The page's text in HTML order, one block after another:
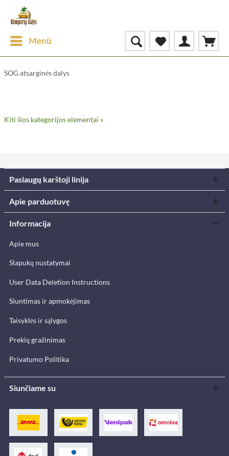
Menü
SOG atsarginės dalys
Kiti šios kategorijos elementai »
Paslaugų karštoji linija
Apie parduotuvę
Informacija
Apie mus
Slapukų nustatymai
User Data Deletion Instructions
Siuntimas ir apmokėjimas
Taisyklės ir sąlygos
Prekių gražinimas
Privatumo Politika
Siunčiame su